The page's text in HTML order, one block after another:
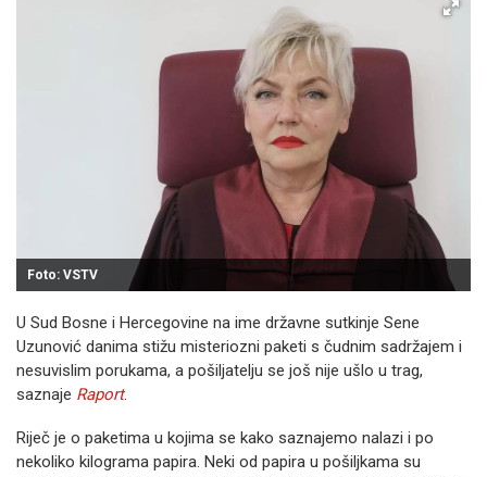
Foto: VSTV
U Sud Bosne i Hercegovine na ime državne sutkinje Sene
Uzunović danima stižu misteriozni paketi s čudnim sadržajem i
nesuvislim porukama, a pošiljatelju se još nije ušlo u trag,
saznaje Raport.
Riječ je o paketima u kojima se kako saznajemo nalazi i po
nekoliko kilograma papira. Neki od papira u pošiljkama su